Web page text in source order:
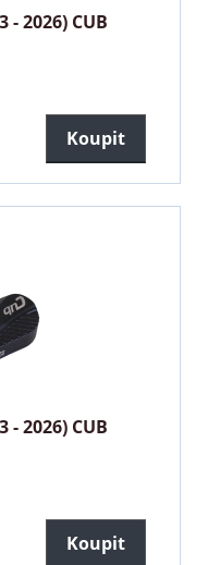
- 2026) CUB
Koupit
- 2026) CUB
Koupit